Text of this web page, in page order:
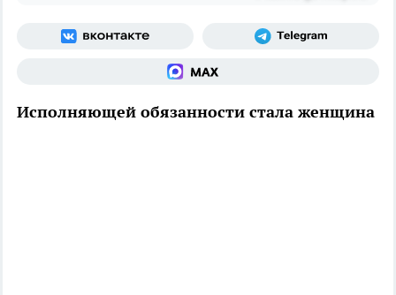
Исполняющей обязанности стала женщина